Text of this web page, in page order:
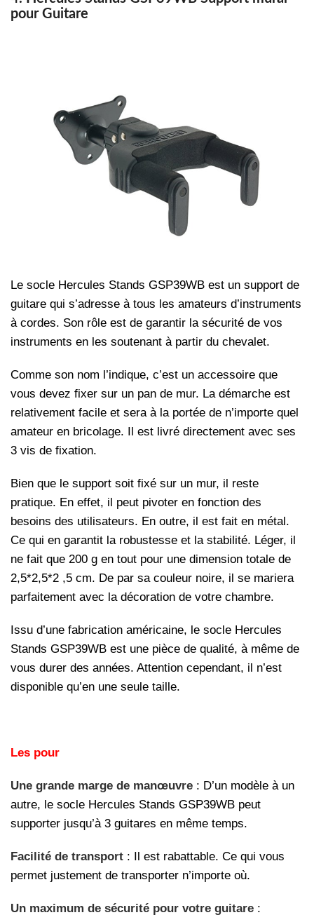
pour Guitare
Le socle Hercules Stands GSP39WB est un support de
guitare qui s’adresse à tous les amateurs d’instruments
à cordes. Son rôle est de garantir la sécurité de vos
instruments en les soutenant à partir du chevalet.
Comme son nom l’indique, c’est un accessoire que
vous devez fixer sur un pan de mur. La démarche est
relativement facile et sera à la portée de n’importe quel
amateur en bricolage. Il est livré directement avec ses
3 vis de fixation.
Bien que le support soit fixé sur un mur, il reste
pratique. En effet, il peut pivoter en fonction des
besoins des utilisateurs. En outre, il est fait en métal.
Ce qui en garantit la robustesse et la stabilité. Léger, il
ne fait que 200 g en tout pour une dimension totale de
2,5*2,5*2 ,5 cm. De par sa couleur noire, il se mariera
parfaitement avec la décoration de votre chambre.
Issu d’une fabrication américaine, le socle Hercules
Stands GSP39WB est une pièce de qualité, à même de
vous durer des années. Attention cependant, il n’est
disponible qu’en une seule taille.
Les pour
Une grande marge de manœuvre : D’un modèle à un
autre, le socle Hercules Stands GSP39WB peut
supporter jusqu’à 3 guitares en même temps.
Facilité de transport : Il est rabattable. Ce qui vous
permet justement de transporter n’importe où.
Un maximum de sécurité pour votre guitare :